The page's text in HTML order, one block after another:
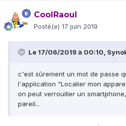
CoolRaoul
Posté(e) 17 juin 2019
Le 17/06/2019 à 00:10,
c'est sûrement un mot de passe
l'application "Localier mon
on peut verrouiller un
pareil...